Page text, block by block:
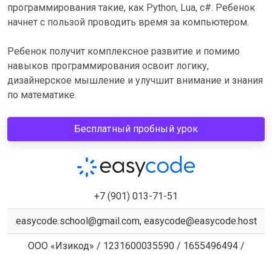
программирования такие, как Python, Lua, c#. Ребенок
начнет с пользой проводить время за компьютером.
Ребенок получит комплексное развитие и помимо
навыков программирования освоит логику,
дизайнерское мышление и улучшит внимание и знания
по математике.
Бесплатный пробный урок
+7 (901) 013-71-51
easycode.school@gmail.com, easycode@easycode.host
ООО «Изикод» / 1231600035590 / 1655496494 /